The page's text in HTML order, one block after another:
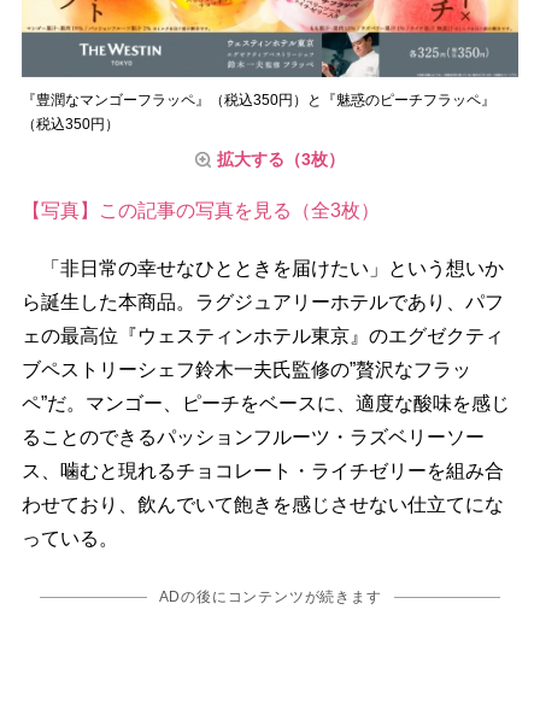
『豊潤なマンゴーフラッペ』（税込350円）と『魅惑のピーチフラッペ』
（税込350円）
拡大する（3枚）
【写真】この記事の写真を見る（全3枚）
「非日常の幸せなひとときを届けたい」という想いか
ら誕生した本商品。ラグジュアリーホテルであり、パフ
ェの最高位『ウェスティンホテル東京』のエグゼクティ
ブペストリーシェフ鈴木一夫氏監修の”贅沢なフラッ
ペ”だ。マンゴー、ピーチをベースに、適度な酸味を感じ
ることのできるパッションフルーツ・ラズベリーソー
ス、噛むと現れるチョコレート・ライチゼリーを組み合
わせており、飲んでいて飽きを感じさせない仕立てにな
っている。
ADの後にコンテンツが続きます